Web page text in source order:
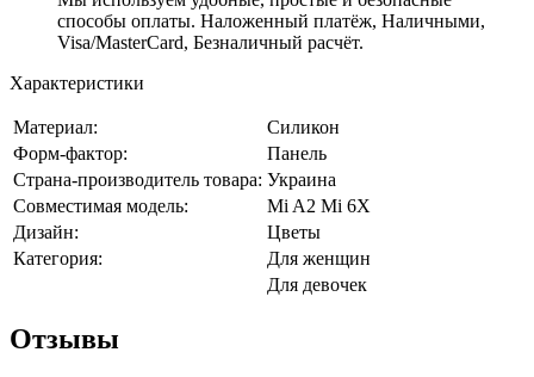
способы оплаты. Наложенный платёж, Наличными,
Visa/MasterCard, Безналичный расчёт.
Характеристики
Материал:
Силикон
Форм-фактор:
Панель
Страна-производитель товара: Украина
Совместимая модель:
Mi A2 Mi 6X
Дизайн:
Цветы
Категория:
Для женщин
Для девочек
Отзывы